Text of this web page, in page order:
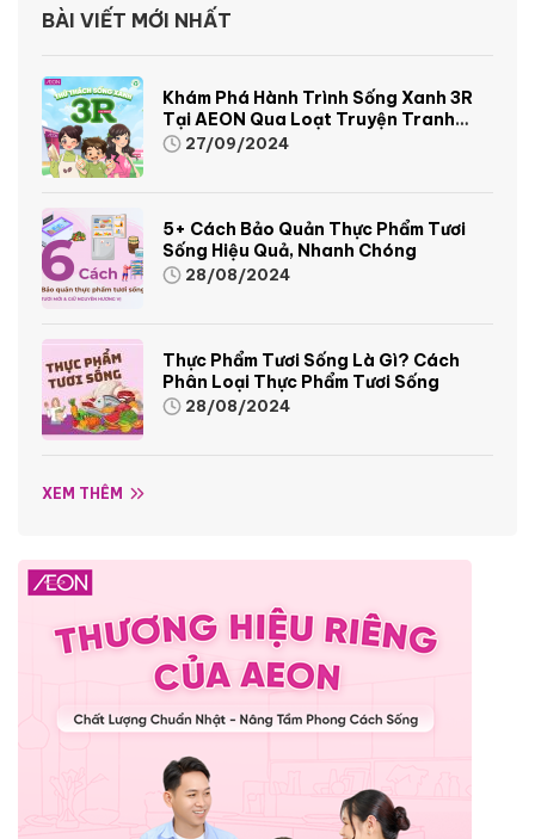
BÀI VIẾT MỚI NHẤT
Khám Phá Hành Trình Sống Xanh 3R
Tại AEON Qua Loạt Truyện Tranh
Sinh Động Và Thú Vị
27/09/2024
5+ Cách Bảo Quản Thực Phẩm Tươi
Sống Hiệu Quả, Nhanh Chóng
28/08/2024
Thực Phẩm Tươi Sống Là Gì? Cách
Phân Loại Thực Phẩm Tươi Sống
28/08/2024
XEM THÊM